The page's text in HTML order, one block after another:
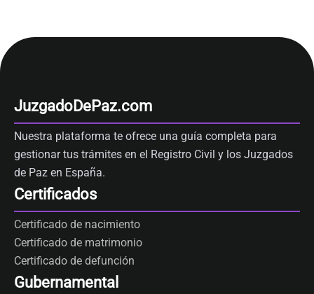
JuzgadoDePaz.com
Nuestra plataforma te ofrece una guía completa para
gestionar tus trámites en el Registro Civil y los Juzgados
de Paz en España.
Certificados
Certificado de nacimiento
Certificado de matrimonio
Certificado de defunción
Gubernamental